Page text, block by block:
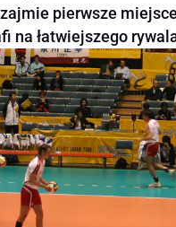
pierwsze
łatwiejszego